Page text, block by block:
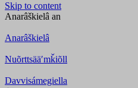
Skip to content
Anarâškielâ an
Anarâškielâ
Nuõrttsääʹmǩiõll
Davvisámegiella